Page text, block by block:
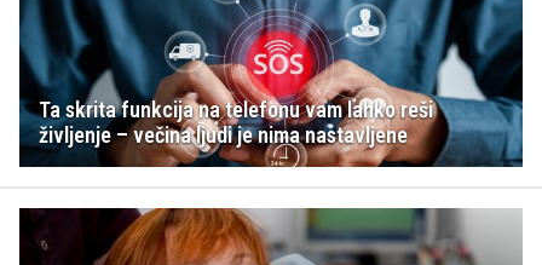
Ta skrita funkcija na telefonu vam lahko reši
življenje – večina ljudi je nima nastavljene